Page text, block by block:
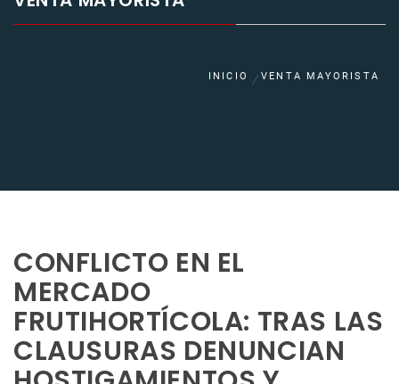
INICIO VENTA MAYORISTA
CONFLICTO EN EL
MERCADO
FRUTIHORTÍCOLA: TRAS LAS
CLAUSURAS DENUNCIAN